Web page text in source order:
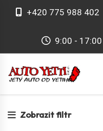
+420 775 988 402
9:00 - 17:00
Zobrazit filtr